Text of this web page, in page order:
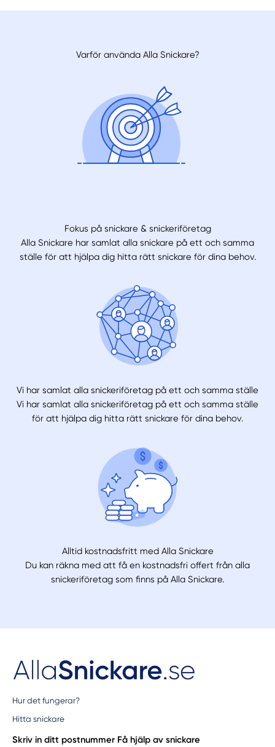
Varför använda Alla Snickare?
Fokus på snickare & snickeriföretag
Alla Snickare har samlat alla snickare på ett och samma
ställe för att hjälpa dig hitta rätt snickare för dina behov.
Vi har samlat alla snickeriföretag på ett och samma ställe
Vi har samlat alla snickeriföretag på ett och samma ställe
för att hjälpa dig hitta rätt snickare för dina behov.
Alltid kostnadsfritt med Alla Snickare
Du kan räkna med att få en kostnadsfri offert från alla
snickeriföretag som finns på Alla Snickare.
Hur det fungerar?
Hitta snickare
Skriv in ditt postnummer Få hjälp av snickare